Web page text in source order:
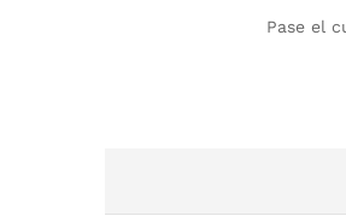
Pase el